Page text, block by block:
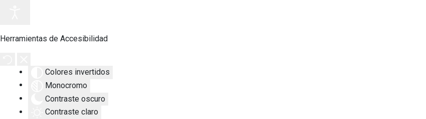
Herramientas de Accesibilidad
Colores invertidos
Monocromo
Contraste oscuro
Contraste claro